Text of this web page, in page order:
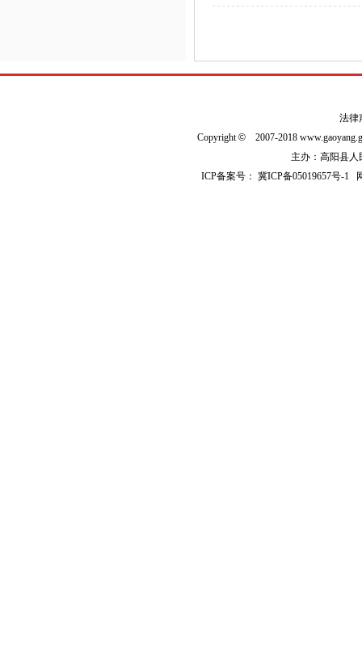
法律
Copyright© 2007-2018
主办：高阳县人
ICP备案号：冀ICP备05019657号-1